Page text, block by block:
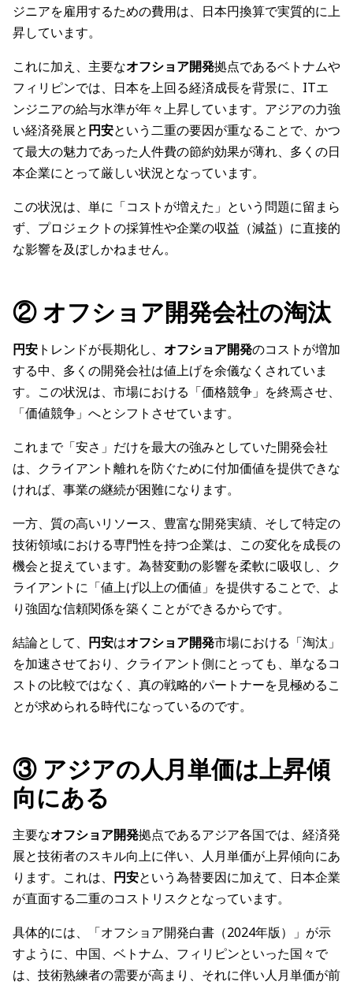
ジニアを雇用するための費用は、日本円換算で実質的に上
昇しています。
これに加え、主要なオフショア開発拠点であるベトナムや
フィリピンでは、日本を上回る経済成長を背景に、ITエ
ンジニアの給与水準が年々上昇しています。アジアの力強
い経済発展と円安という二重の要因が重なることで、かつ
て最大の魅力であった人件費の節約効果が薄れ、多くの日
本企業にとって厳しい状況となっています。
この状況は、単に「コストが増えた」という問題に留まら
ず、プロジェクトの採算性や企業の収益（減益）に直接的
な影響を及ぼしかねません。
② オフショア開発会社の淘汰
円安 トレンドが長期化し、 オフショア開発のコストが増加
する中、多くの開発会社は値上げを余儀なくされていま
す。この状況は、市場における「価格競争」を終焉させ、
「価値競争」へとシフトさせています。
これまで「安さ」だけを最大の強みとしていた開発会社
は、クライアント離れを防ぐために付加価値を提供できな
ければ、事業の継続が困難になります。
一方、質の高いリソース、豊富な開発実績、そして特定の
技術領域における専門性を持つ企業は、この変化を成長の
機会と捉えています。為替変動の影響を柔軟に吸収し、ク
ライアントに「値上げ以上の価値」を提供することで、よ
り強固な信頼関係を築くことができるからです。
結論として、 円安はオフショア開発市場における「淘汰」
を加速させており、クライアント側にとっても、単なるコ
ストの比較ではなく、真の戦略的パートナーを見極めるこ
とが求められる時代になっているのです。
③ アジアの人月単価は上昇傾
向にある
主要なオフショア開発拠点であるアジア各国では、経済発
展と技術者のスキル向上に伴い、人月単価が上昇傾向にあ
ります。これは、 円安という為替要因に加えて、日本企業
が直面する二重のコストリスクとなっています。
具体的には、「オフショア開発白書（2024年版）」が示
すように、中国、ベトナム、フィリピンといった国々で
は、技術熟練者の需要が高まり、それに伴い人月単価が前